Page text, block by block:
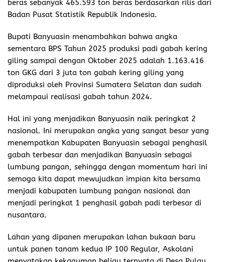
beras sebanyak 465.593 ton beras berdasarkan rilis dari
Badan Pusat Statistik Republik Indonesia.
Bupati Banyuasin menambahkan bahwa angka
sementara BPS Tahun 2025 produksi padi gabah kering
giling sampai dengan Oktober 2025 adalah 1.163.416
ton GKG dari 3 juta ton gabah kering giling yang
diproduksi oleh Provinsi Sumatera Selatan dan sudah
melampaui realisasi gabah tahun 2024.
Hal ini yang menjadikan Banyuasin naik peringkat 2
nasional. Ini merupakan angka yang sangat besar yang
menempatkan Kabupaten Banyuasin sebagai penghasil
gabah terbesar dan menjadikan Banyuasin sebagai
lumbung pangan, sehingga dengan momentum hari ini
semoga kita dapat mewujudkan impian kita bersama
menjadi kabupaten lumbung pangan nasional dan
menjadi peringkat 1 penghasil gabah padi terbesar di
nusantara.
Lahan yang dipanen merupakan lahan bukaan baru
untuk panen tanam kedua IP 100 Regular, Askolani